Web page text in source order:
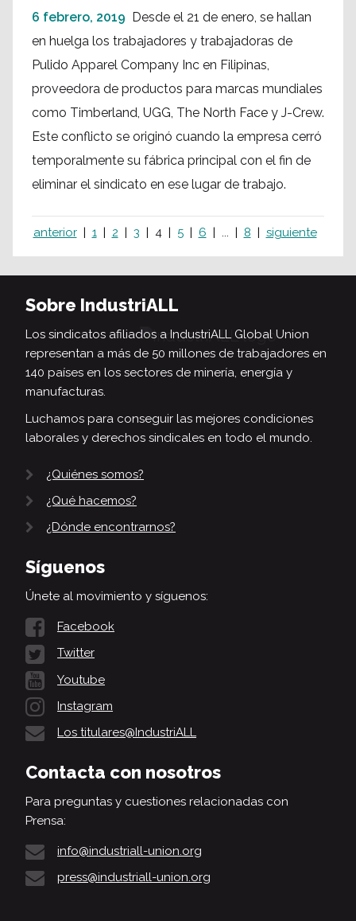
6 febrero, 2019 Desde el 21 de enero, se hallan
en huelga los trabajadores y trabajadoras de
Pulido Apparel Company Inc en Filipinas,
proveedora de productos para marcas mundiales
como Timberland, UGG, The North Face y J-Crew.
Este conflicto se originó cuando la empresa cerró
temporalmente su fábrica principal con el fin de
eliminar el sindicato en ese lugar de trabajo.
anterior 1 2 3 4 5 6 ... 8 siguiente
Sobre IndustriALL
Los sindicatos afiliados a IndustriALL Global Union
representan a más de 50 millones de trabajadores en
140 países en los sectores de minería, energía y
manufacturas.
Luchamos para conseguir las mejores condiciones
laborales y derechos sindicales en todo el mundo.
¿Quiénes somos?
¿Qué hacemos?
¿Dónde encontrarnos?
Síguenos
Únete al movimiento y síguenos:
Facebook
Twitter
Youtube
Instagram
Los titulares@IndustriALL
Contacta con nosotros
Para preguntas y cuestiones relacionadas con
Prensa:
info@industriall-union.org
press@industriall-union.org